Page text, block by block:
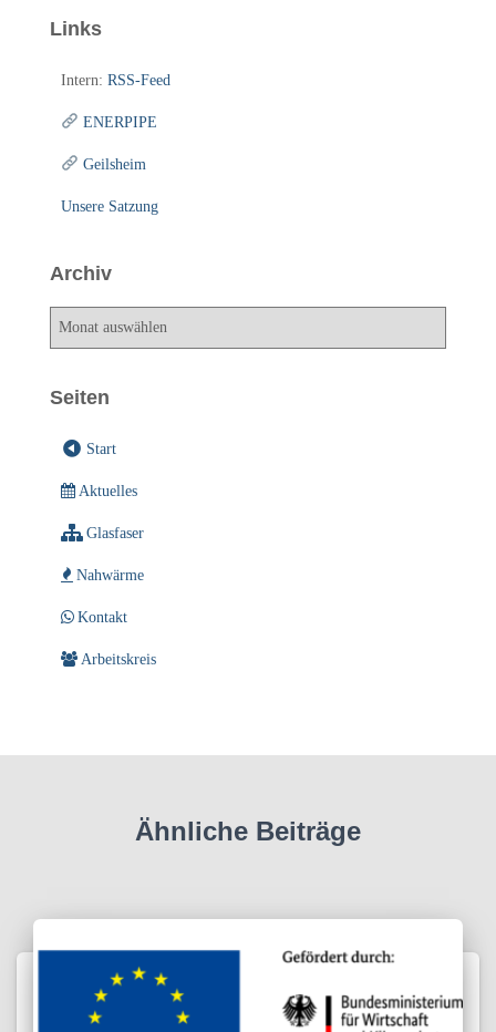
Links
Intern: RSS-Feed
ENERPIPE
Geilsheim
Unsere Satzung
Archiv
A
h
Seiten
Start
Aktuelles
Glasfaser
Nahwärme
Kontakt
Arbeitskreis
Ähnliche Beiträge